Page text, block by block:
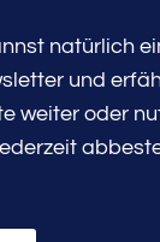
natürlich
und
weiter oder